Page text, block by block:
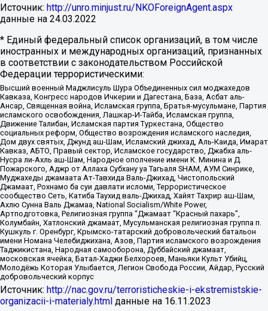
Источник: http://unro.minjust.ru/NKOForeignAgent.aspx
данные на 24.03.2022
* Единый федеральный список организаций, в том числе
иностранных и международных организаций, признанных
в соответствии с законодательством Российской
Федерации террористическими:
Высший военный Маджлисуль Шура Объединенных сил моджахедов
Кавказа, Конгресс народов Ичкерии и Дагестана, База, Асбат аль-
Ансар, Священная война, Исламская группа, Братья-мусульмане, Партия
исламского освобождения, Лашкар-И-Тайба, Исламская группа,
Движение Талибан, Исламская партия Туркестана, Общество
социальных реформ, Общество возрождения исламского наследия,
Дом двух святых, Джунд аш-Шам, Исламский джихад, Аль-Каида, Имарат
Кавказ, АБТО, Правый сектор, Исламское государство, Джабха аль-
Нусра ли-Ахль аш-Шам, Народное ополчение имени К. Минина и Д.
Пожарского, Аджр от Аллаха Субхану уа Тагьаля SHAM, АУМ Синрике,
Муджахеды джамаата Ат-Тавхида Валь-Джихад, Чистопольский
Джамаат, Рохнамо ба суи давлати исломи, Террористическое
сообщество Сеть, Катиба Таухид валь-Джихад, Хайят Тахрир аш-Шам,
Ахлю Сунна Валь Джамаа, National Socialism/White Power,
Артподготовка, Религиозная группа “Джамаат “Красный пахарь”,
Колумбайн, Хатлонский джамаат, Мусульманская религиозная группа п.
Кушкуль г. Оренбург, Крымско-татарский добровольческий батальон
имени Номана Челебиджихана, Азов, Партия исламского возрождения
Таджикистана, Народная самооборона, Дуббайский джамаат,
московская ячейка, Батал-Хаджи Белхороев, Маньяки Культ Убийц,
Молодёжь Которая Улыбается, Легион Свобода России, Айдар, Русский
добровольческий корпус
Источник: http://nac.gov.ru/terroristicheskie-i-ekstremistskie-
organizacii-i-materialy.html данные на 16.11.2023